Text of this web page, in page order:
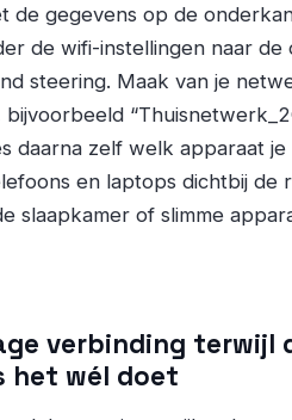
de gegevens op de
de wifi-instellingen naar de
steering. Maak van je
daarna zelf welk apparaat
en laptops dichtbij de
slaapkamer of slimme
verbinding terwijl
het wél doet